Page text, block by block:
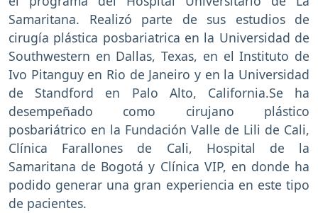
Samaritana. Realizó parte de sus estudios de
cirugía plástica posbariatrica en la Universidad de
Southwestern en Dallas, Texas, en el Instituto de
Ivo Pitanguy en Rio de Janeiro y en la Universidad
de Standford en Palo Alto, California.Se ha
desempeñado como cirujano plástico
posbariátrico en la Fundación Valle de Lili de Cali,
Clínica Farallones de Cali, Hospital de la
Samaritana de Bogotá y Clínica VIP, en donde ha
podido generar una gran experiencia en este tipo
de pacientes.